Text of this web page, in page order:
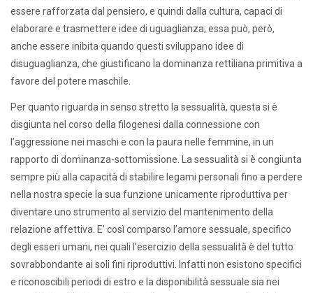
essere rafforzata dal pensiero, e quindi dalla cultura, capaci di
elaborare e trasmettere idee di uguaglianza; essa può, però,
anche essere inibita quando questi sviluppano idee di
disuguaglianza, che giustificano la dominanza rettiliana primitiva a
favore del potere maschile.
Per quanto riguarda in senso stretto la sessualità, questa si è
disgiunta nel corso della filogenesi dalla connessione con
l’aggressione nei maschi e con la paura nelle femmine, in un
rapporto di dominanza-sottomissione. La sessualità si è congiunta
sempre più alla capacità di stabilire legami personali fino a perdere
nella nostra specie la sua funzione unicamente riproduttiva per
diventare uno strumento al servizio del mantenimento della
relazione affettiva. E’ così comparso l’amore sessuale, specifico
degli esseri umani, nei quali l’esercizio della sessualità è del tutto
sovrabbondante ai soli fini riproduttivi. Infatti non esistono specifici
e riconoscibili periodi di estro e la disponibilità sessuale sia nei